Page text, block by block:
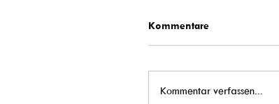
Kommentare
Kommentar verfassen...